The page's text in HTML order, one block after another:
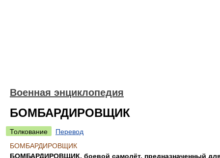
Военная энциклопедия
БОМБАРДИРОВЩИК
Толкование
Перевод
БОМБАРДИРОВЩИК
БОМБАРДИРОВЩИК, боевой самолёт, предназначенный